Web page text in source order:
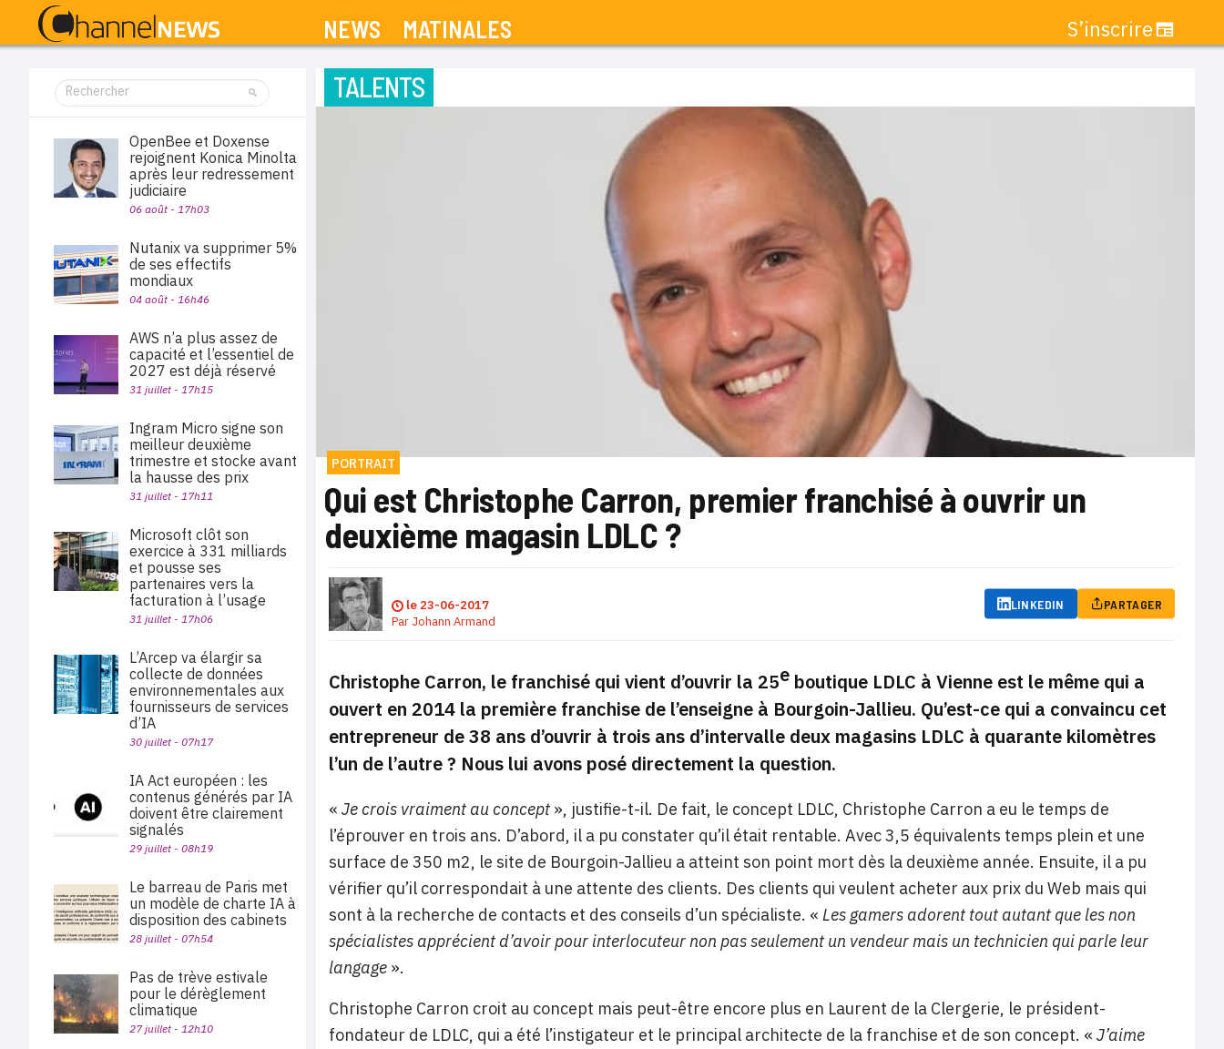
NEWS MATINALES S’inscrire
TALENTS
PORTRAIT
Qui est Christophe Carron, premier franchisé à ouvrir un
deuxième magasin LDLC ?
le 23-06-2017
Par Johann Armand
LINKEDIN PARTAGER
Christophe Carron, le franchisé qui vient d’ouvrir la 25e boutique LDLC à Vienne est le même qui a
ouvert en 2014 la première franchise de l’enseigne à Bourgoin-Jallieu. Qu’est-ce qui a convaincu cet
entrepreneur de 38 ans d’ouvrir à trois ans d’intervalle deux magasins LDLC à quarante kilomètres
l’un de l’autre ? Nous lui avons posé directement la question.
« Je crois vraiment au concept », justifie-t-il. De fait, le concept LDLC, Christophe Carron a eu le temps de
l’éprouver en trois ans. D’abord, il a pu constater qu’il était rentable. Avec 3,5 équivalents temps plein et une
surface de 350 m2, le site de Bourgoin-Jallieu a atteint son point mort dès la deuxième année. Ensuite, il a pu
vérifier qu’il correspondait à une attente des clients. Des clients qui veulent acheter aux prix du Web mais qui
sont à la recherche de contacts et des conseils d’un spécialiste. « Les gamers adorent tout autant que les non
spécialistes apprécient d’avoir pour interlocuteur non pas seulement un vendeur mais un technicien qui parle leur
langage ».
Christophe Carron croit au concept mais peut-être encore plus en Laurent de la Clergerie, le président-
fondateur de LDLC, qui a été l’instigateur et le principal architecte de la franchise et de son concept. « J’aime
OpenBee et Doxense
rejoignent Konica Minolta
après leur redressement
judiciaire
06 août - 17h03
Nutanix va supprimer 5%
de ses effectifs
mondiaux
04 août - 16h46
AWS n’a plus assez de
capacité et l’essentiel de
2027 est déjà réservé
31 juillet - 17h15
Ingram Micro signe son
meilleur deuxième
trimestre et stocke avant
la hausse des prix
31 juillet - 17h11
Microsoft clôt son
exercice à 331 milliards
et pousse ses
partenaires vers la
facturation à l’usage
31 juillet - 17h06
L’Arcep va élargir sa
collecte de données
environnementales aux
fournisseurs de services
d’IA
30 juillet - 07h17
IA Act européen : les
contenus générés par IA
doivent être clairement
signalés
29 juillet - 08h19
Le barreau de Paris met
un modèle de charte IA à
disposition des cabinets
28 juillet - 07h54
Pas de trève estivale
pour le dérèglement
climatique
27 juillet - 12h10